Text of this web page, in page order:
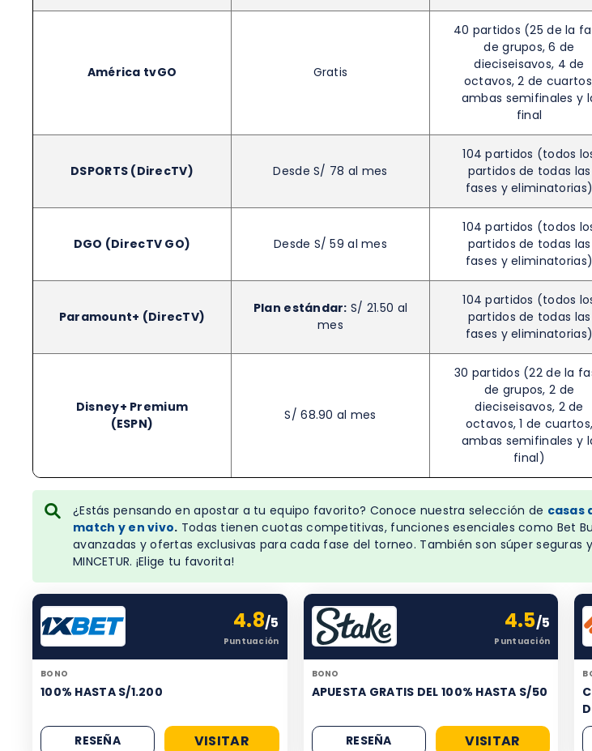
América tvGO Gratis
40 partidos (25 de la
de grupos, 6 de
dieciseisavos, 4 de
octavos, 2 de
ambas semifinales y
final
DSPORTS (DirecTV) Desde S/ 78 al mes
104 partidos (todos
partidos de todas las
fases y eliminatorias)
DGO (DirecTV GO) Desde S/ 59 al mes
104 partidos (todos
partidos de todas las
fases y eliminatorias)
Paramount+ (DirecTV)
Plan estándar: S/ 21.50 al
mes
104 partidos (todos
partidos de todas las
fases y eliminatorias)
Disney+ Premium
(ESPN)
S/ 68.90 al mes
30 partidos (22 de la
de grupos, 2 de
dieciseisavos, 2 de
octavos, 1 de cuartos,
ambas semifinales y
final)
¿Estás pensando en apostar a tu equipo favorito? Conoce nuestra selección de casas
match y en vivo. Todas tienen cuotas competitivas, funciones esenciales como Bet
avanzadas y ofertas exclusivas para cada fase del torneo. También son súper
MINCETUR. ¡Elige tu favorita!
4.8/5
Puntuación
BONO
100% HASTA S/1.200
RESEÑA VISITAR
4.5/5
Puntuación
BONO
APUESTA GRATIS DEL 100% HASTA S/50
RESEÑA VISITAR